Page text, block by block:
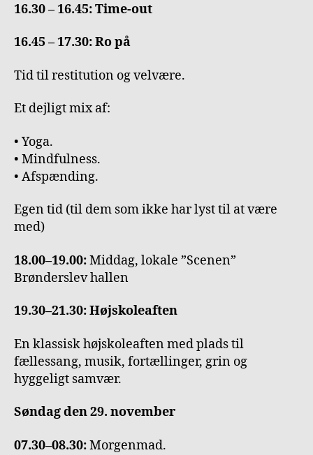
16.30 – 16.45: Time-out
16.45 – 17.30: Ro på
Tid til restitution og velvære.
Et dejligt mix af:
• Yoga.
• Mindfulness.
• Afspænding.
Egen tid (til dem som ikke har lyst til at være
med)
18.00–19.00:Middag, lokale ”Scenen”
Brønderslev hallen
19.30–21.30: Højskoleaften
En klassisk højskoleaften med plads til
fællessang, musik, fortællinger, grin og
hyggeligt samvær.
Søndag den 29. november
07.30–08.30:Morgenmad.